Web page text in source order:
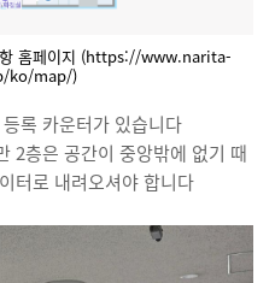
항 홈페이지 (https://www.narita-
ko/map/)
록 카운터가 있습니다
2층은 공간이 중앙밖에 없기 때
터로 내려오셔야 합니다